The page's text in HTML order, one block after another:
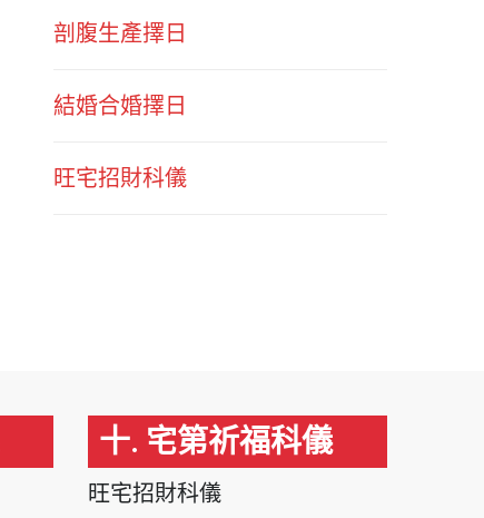
剖腹生產擇日
結婚合婚擇日
旺宅招財科儀
十. 宅第祈福科儀
旺宅招財科儀